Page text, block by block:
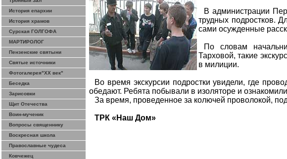
История епархии
История храмов
Сурская ГОЛГОФА
МАРТИРОЛОГ
Пензенские святыни
Святые источники
Фотогалерея"ХХ век"
Беседка
Зарисовки
Щит Отечества
Воин-мученик
Вопросы священнику
Воскресная школа
Православные чудеса
Ковчежец
В администрации
трудных подростков.
сами осужденные
По словам
Тарховой, такие
в милиции.
Во время экскурсии подростки увидели, где
обедают. Ребята побывали в изоляторе и
За время, проведенное за колючей проволокой,
ТРК «Наш Дом»